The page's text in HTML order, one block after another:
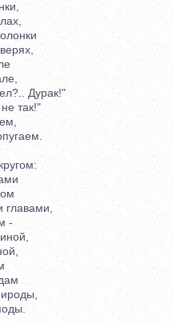
Дурак!"
так!"
-